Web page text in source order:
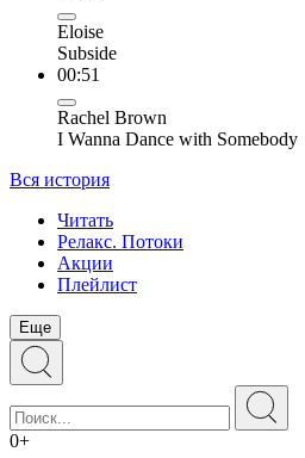
Eloise
Subside
00:51
Rachel Brown
I Wanna Dance with Somebody
Вся история
Читать
Релакс. Потоки
Акции
Плейлист
Еще
0+